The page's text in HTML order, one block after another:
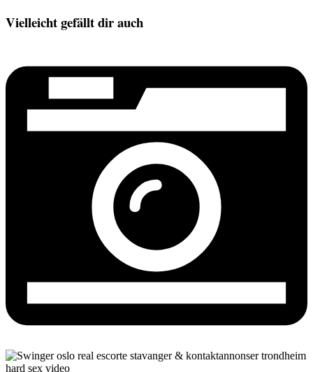
Vielleicht gefällt dir auch